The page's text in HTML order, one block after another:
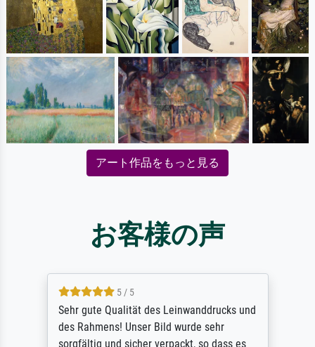
アート作品をもっと見る
お客様の声
5 / 5
Sehr gute Qualität des Leinwanddrucks und
des Rahmens! Unser Bild wurde sehr
sorgfältig und sicher verpackt, so dass es